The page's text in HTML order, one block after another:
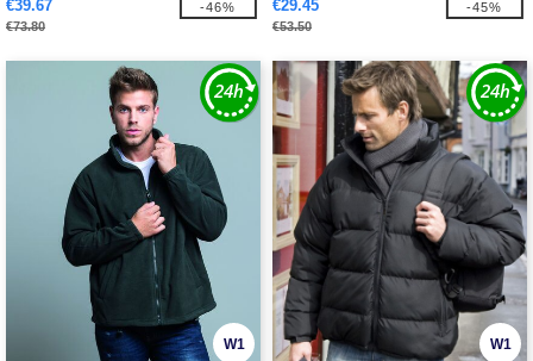
€39.67
€73.80
-46% €29.45
€53.50
-45%
W1 W1